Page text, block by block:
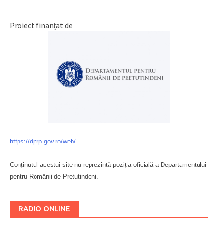
Proiect finanțat de
https://dprp.gov.ro/web/
Conținutul acestui site nu reprezintă poziția oficială a Departamentului
pentru Românii de Pretutindeni.
RADIO ONLINE